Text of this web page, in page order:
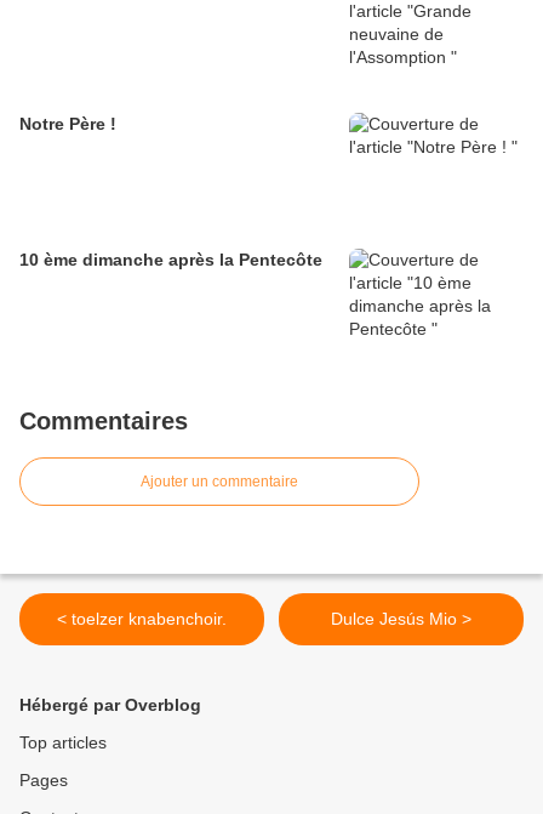
Notre Père !
10 ème dimanche après la Pentecôte
Commentaires
Ajouter un commentaire
< toelzer knabenchoir. Dulce Jesús Mio >
Hébergé par Overblog
Top articles
Pages